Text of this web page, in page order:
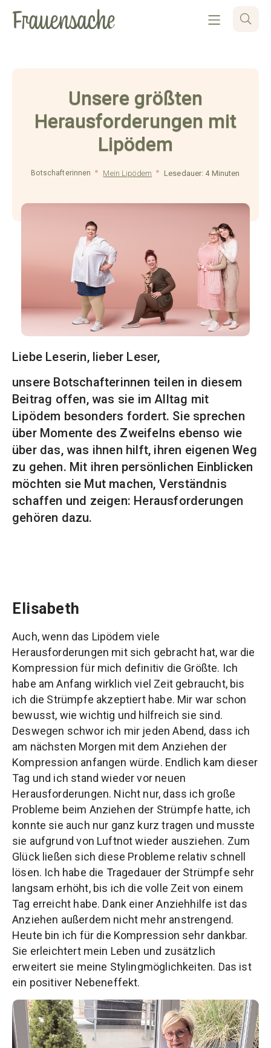
Unsere größten
Herausforderungen mit
Lipödem
Botschafterinnen Mein Lipödem Lesedauer: 4 Minuten
Liebe Leserin, lieber Leser,
unsere Botschafterinnen teilen in diesem
Beitrag offen, was sie im Alltag mit
Lipödem besonders fordert. Sie sprechen
über Momente des Zweifelns ebenso wie
über das, was ihnen hilft, ihren eigenen Weg
zu gehen. Mit ihren persönlichen Einblicken
möchten sie Mut machen, Verständnis
schaffen und zeigen: Herausforderungen
gehören dazu.
Elisabeth
Auch, wenn das Lipödem viele
Herausforderungen mit sich gebracht hat, war die
Kompression für mich definitiv die Größte. Ich
habe am Anfang wirklich viel Zeit gebraucht, bis
ich die Strümpfe akzeptiert habe. Mir war schon
bewusst, wie wichtig und hilfreich sie sind.
Deswegen schwor ich mir jeden Abend, dass ich
am nächsten Morgen mit dem Anziehen der
Kompression anfangen würde. Endlich kam dieser
Tag und ich stand wieder vor neuen
Herausforderungen. Nicht nur, dass ich große
Probleme beim Anziehen der Strümpfe hatte, ich
konnte sie auch nur ganz kurz tragen und musste
sie aufgrund von Luftnot wieder ausziehen. Zum
Glück ließen sich diese Probleme relativ schnell
lösen. Ich habe die Tragedauer der Strümpfe sehr
langsam erhöht, bis ich die volle Zeit von einem
Tag erreicht habe. Dank einer Anziehhilfe ist das
Anziehen außerdem nicht mehr anstrengend.
Heute bin ich für die Kompression sehr dankbar.
Sie erleichtert mein Leben und zusätzlich
erweitert sie meine Stylingmöglichkeiten. Das ist
ein positiver Nebeneffekt.